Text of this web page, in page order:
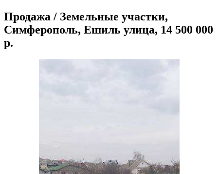
Продажа / Земельные участки,
Симферополь, Ешиль улица, 14 500 000
р.